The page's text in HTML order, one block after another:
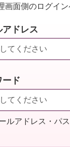
画面側のログイン
アドレス
ード
ルアドレス・パ